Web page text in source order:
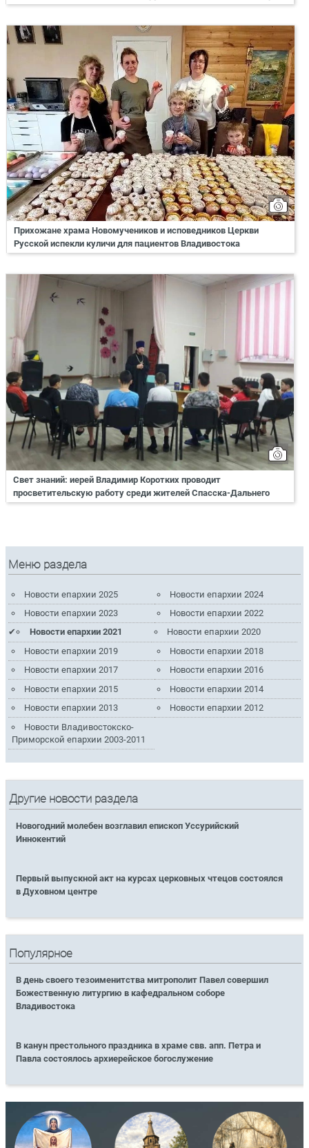
Прихожане храма Новомучеников и исповедников Церкви
Русской испекли куличи для пациентов Владивостока
Свет знаний: иерей Владимир Коротких проводит
просветительскую работу среди жителей Спасска-Дальнего
Меню раздела
Новости епархии 2025
Новости епархии 2024
Новости епархии 2023
Новости епархии 2022
Новости епархии 2021
Новости епархии 2020
Новости епархии 2019
Новости епархии 2018
Новости епархии 2017
Новости епархии 2016
Новости епархии 2015
Новости епархии 2014
Новости епархии 2013
Новости епархии 2012
Новости Владивостокско-
Приморской епархии 2003-2011
Другие новости раздела
Новогодний молебен возглавил епископ Уссурийский
Иннокентий
Первый выпускной акт на курсах церковных чтецов состоялся
в Духовном центре
Популярное
В день своего тезоименитства митрополит Павел совершил
Божественную литургию в кафедральном соборе
Владивостока
В канун престольного праздника в храме свв. апп. Петра и
Павла состоялось архиерейское богослужение